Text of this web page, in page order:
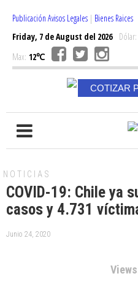
Publicación Avisos Legales | Bienes Raices
Friday, 7 de August del 2026Dólar:
Max: 12℃
COTIZAR
NOTICIAS
COVID-19: Chile ya
casos y 4.731
Junio 24, 2020